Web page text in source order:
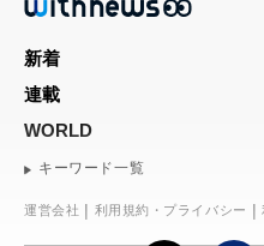
新着
連載
WORLD
キーワード一覧
運営会社 利用規約・プライバシー